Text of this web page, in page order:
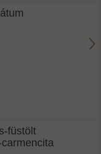
füstölt